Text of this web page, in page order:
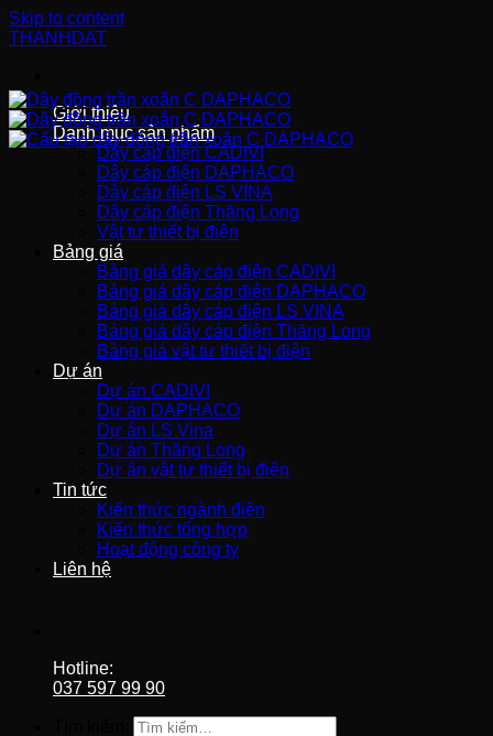
Skip to content
THANHDAT
Giới thiệu
Danh mục sản phẩm
Dây cáp điện CADIVI
Dây cáp điện DAPHACO
Dây cáp điện LS VINA
Dây cáp điện Thăng Long
Vật tư thiết bị điện
Bảng giá
Bảng giá dây cáp điện CADIVI
Bảng giá dây cáp điện DAPHACO
Bảng giá dây cáp điện LS VINA
Bảng giá dây cáp điện Thăng Long
Bảng giá vật tư thiết bị điện
Dự án
Dự án CADIVI
Dự án DAPHACO
Dự án LS Vina
Dự án Thăng Long
Dự án vật tư thiết bị điện
Tin tức
Kiến thức ngành điện
Kiến thức tổng hợp
Hoạt động công ty
Liên hệ
Hotline:
037 597 99 90